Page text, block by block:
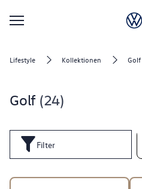
Lifestyle Kollektionen Golf
Golf 24
Filter